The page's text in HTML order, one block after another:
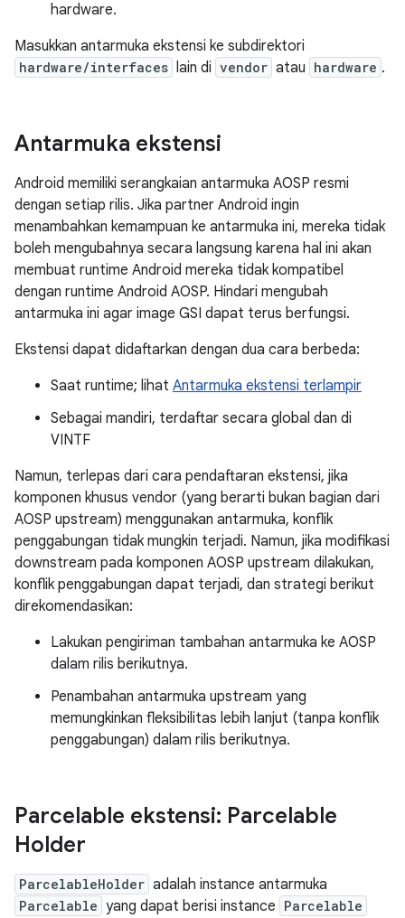
hardware.
Masukkan antarmuka ekstensi ke subdirektori
hardware/interfaces lain di vendor atau hardware .
Antarmuka ekstensi
Android memiliki serangkaian antarmuka AOSP resmi
dengan setiap rilis. Jika partner Android ingin
menambahkan kemampuan ke antarmuka ini, mereka tidak
boleh mengubahnya secara langsung karena hal ini akan
membuat runtime Android mereka tidak kompatibel
dengan runtime Android AOSP. Hindari mengubah
antarmuka ini agar image GSI dapat terus berfungsi.
Ekstensi dapat didaftarkan dengan dua cara berbeda:
Saat runtime; lihat Antarmuka ekstensi terlampir
Sebagai mandiri, terdaftar secara global dan di
VINTF
Namun, terlepas dari cara pendaftaran ekstensi, jika
komponen khusus vendor (yang berarti bukan bagian dari
AOSP upstream) menggunakan antarmuka, konflik
penggabungan tidak mungkin terjadi. Namun, jika modifikasi
downstream pada komponen AOSP upstream dilakukan,
konflik penggabungan dapat terjadi, dan strategi berikut
direkomendasikan:
Lakukan pengiriman tambahan antarmuka ke AOSP
dalam rilis berikutnya.
Penambahan antarmuka upstream yang
memungkinkan fleksibilitas lebih lanjut (tanpa konflik
penggabungan) dalam rilis berikutnya.
Parcelable ekstensi: Parcelable
Holder
ParcelableHolder adalah instance antarmuka
Parcelable yang dapat berisi instance Parcelable